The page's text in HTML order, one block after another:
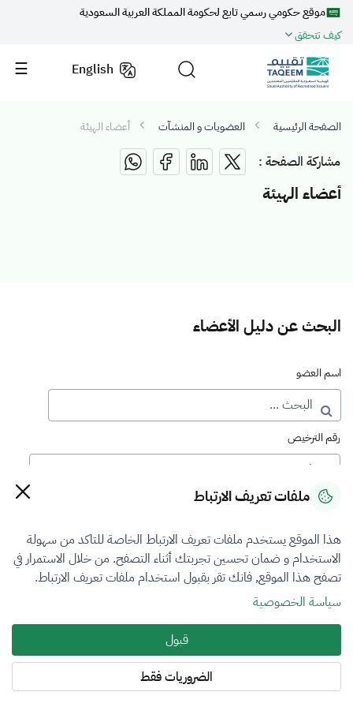
موقع حكومي رسمي تابع لحكومة المملكة العربية السعودية
كيف تتحقق
English
الصفحة الرئيسية العضويات و المنشآت أعضاء الهيئة
مشاركة الصفحة :
أعضاء الهيئة
البحث عن دليل الأعضاء
اسم العضو
رقم الترخيص
رقم العضوية
فرع التقييم
الكل
نوع العضوية
الكل
المنطقة
ملفات تعريف الارتباط
هذا الموقع يستخدم ملفات تعريف الارتباط الخاصة للتاكد من سهولة
الاستخدام و ضمان تحسين تجربتك أثناء التصفح. من خلال الاستمرار في
تصفح هذا الموقع, فانك تقر بقبول استخدام ملفات تعريف الارتباط.
سياسة الخصوصية
قبول
الضروريات فقط